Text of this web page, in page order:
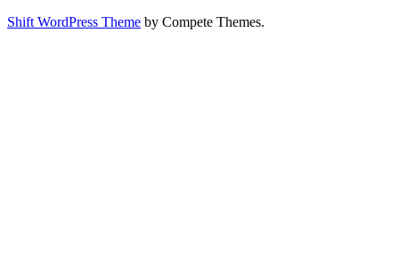
Shift WordPress Theme by Compete Themes.